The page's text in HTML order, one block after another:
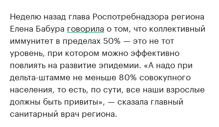
Неделю назад глава Роспотребнадзора региона
Елена Бабура говорила о том, что коллективный
иммунитет в пределах 50% — это не тот
уровень, при котором можно эффективно
повлиять на развитие эпидемии. «А надо при
дельта-штамме не меньше 80% совокупного
населения, то есть, по сути, все наши взрослые
должны быть привиты», — сказала главный
санитарный врач региона.